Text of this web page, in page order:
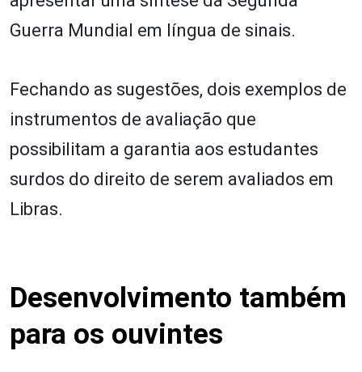
Guerra Mundial em língua de sinais.
Fechando as sugestões, dois exemplos de
instrumentos de avaliação que
possibilitam a garantia aos estudantes
surdos do direito de serem avaliados em
Libras.
Desenvolvimento também
para os ouvintes